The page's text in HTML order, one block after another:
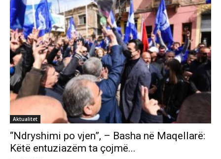
Aktualitet
“Ndryshimi po vjen”, – Basha në Maqellarë:
Këtë entuziazëm ta çojmë...